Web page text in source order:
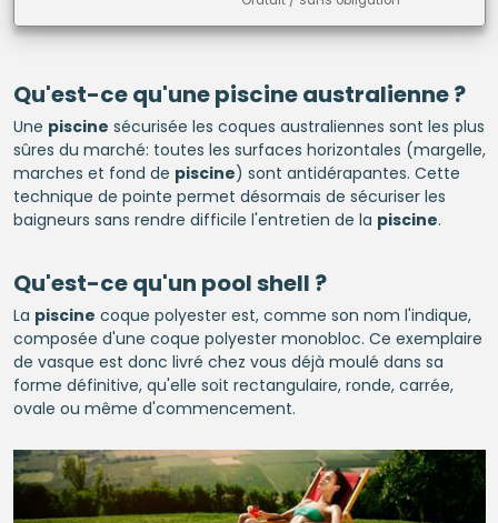
Qu'est-ce qu'unepiscineaustralienne ?
Une piscine sécurisée les coques australiennes sont les plus
sûres du marché: toutes les surfaces horizontales (margelle,
marches et fond de piscine) sont antidérapantes. Cette
technique de pointe permet désormais de sécuriser les
baigneurs sans rendre difficile l'entretien de la piscine.
Qu'est-ce qu'un pool shell ?
La piscine coque polyester est, comme son nom l'indique,
composée d'une coque polyester monobloc. Ce exemplaire
de vasque est donc livré chez vous déjà moulé dans sa
forme définitive, qu'elle soit rectangulaire, ronde, carrée,
ovale ou même d'commencement.